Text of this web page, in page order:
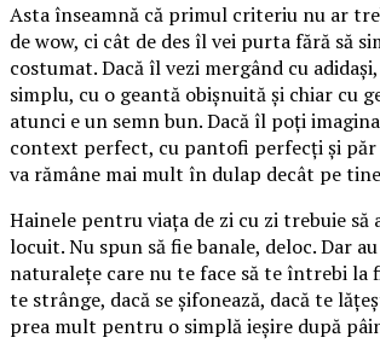
Asta înseamnă că primul criteriu nu ar
de wow, ci cât de des îl vei purta fără să
costumat. Dacă îl vezi mergând cu
simplu, cu o geantă obișnuită și chiar cu
atunci e un semn bun. Dacă îl poți
context perfect, cu pantofi perfecți și
va rămâne mai mult în dulap decât pe
Hainele pentru viața de zi cu zi trebuie să
locuit. Nu spun să fie banale, deloc. Dar
naturalețe care nu te face să te întrebi la
te strânge, dacă se șifonează, dacă te
prea mult pentru o simplă ieșire după